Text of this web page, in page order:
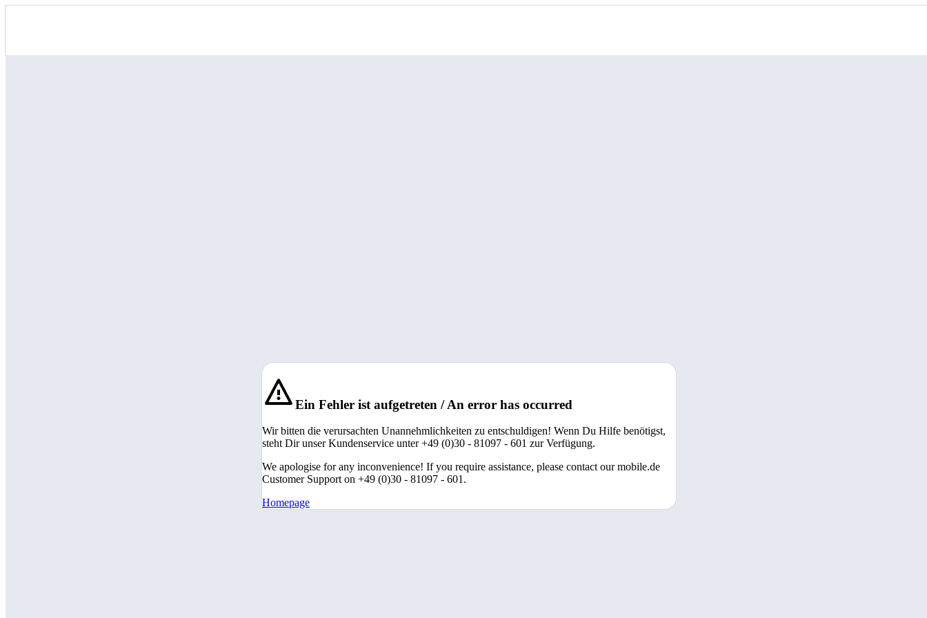
Ein Fehler ist aufgetreten / An error has occurred
Wir bitten die verursachten Unannehmlichkeiten zu entschuldigen! Wenn Du Hilfe benötigst,
steht Dir unser Kundenservice unter +49 (0)30 - 81097 - 601 zur Verfügung.
We apologise for any inconvenience! If you require assistance, please contact our mobile.de
Customer Support on +49 (0)30 - 81097 - 601.
Homepage